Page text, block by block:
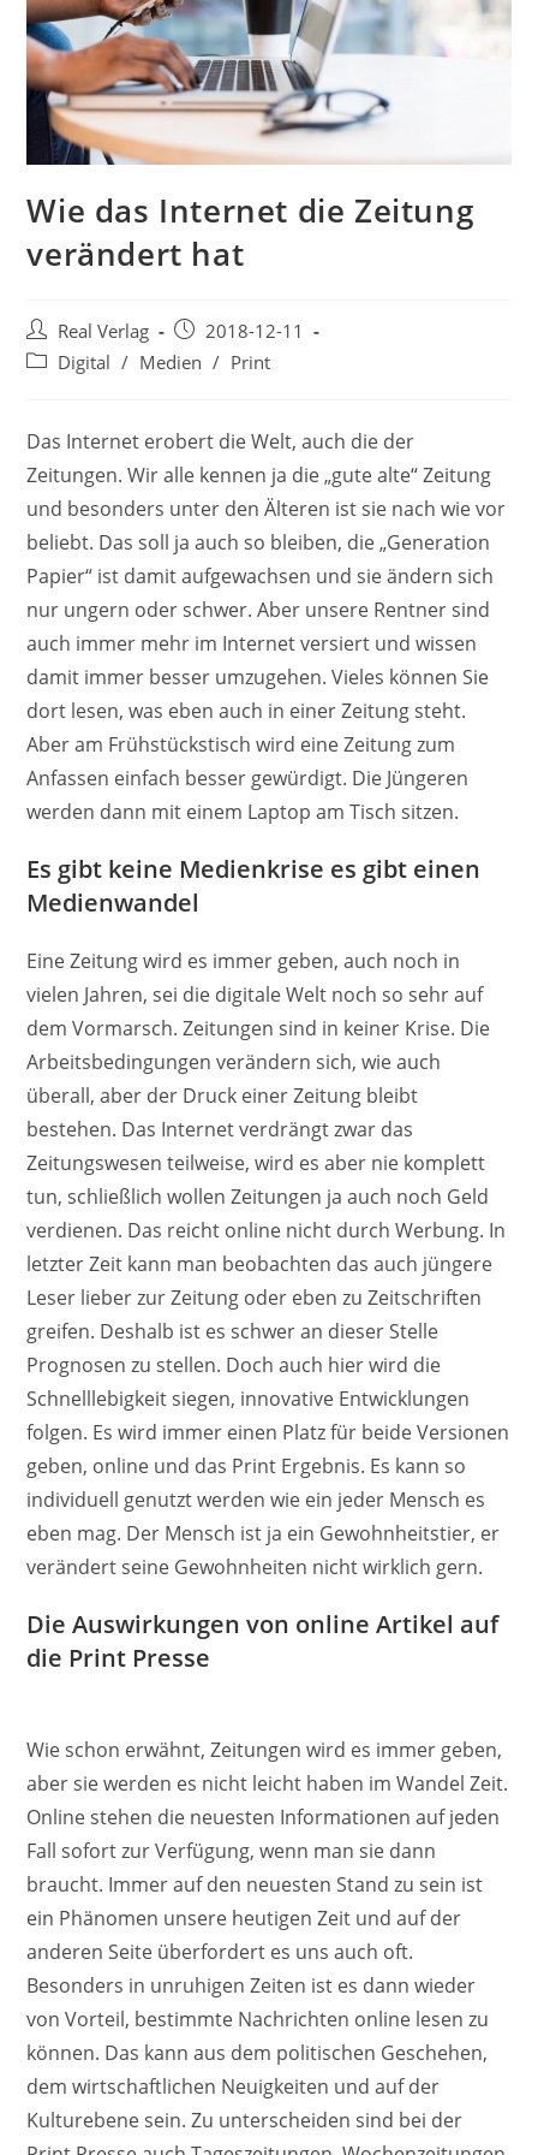
Wie das Internet die Zeitung
verändert hat
Beitrags-
Autor:
Real Verlag
Beitrag
veröffentlicht:
2018-12-11
Beitrags-
Digital / Medien / Print
Das Internet erobert die Welt, auch die der
Zeitungen. Wir alle kennen ja die „gute alte“ Zeitung
und besonders unter den Älteren ist sie nach wie vor
beliebt. Das soll ja auch so bleiben, die „Generation
Papier“ ist damit aufgewachsen und sie ändern sich
nur ungern oder schwer. Aber unsere Rentner sind
auch immer mehr im Internet versiert und wissen
damit immer besser umzugehen. Vieles können Sie
dort lesen, was eben auch in einer Zeitung steht.
Aber am Frühstückstisch wird eine Zeitung zum
Anfassen einfach besser gewürdigt. Die Jüngeren
werden dann mit einem Laptop am Tisch sitzen.
Es gibt keine Medienkrise es gibt einen
Medienwandel
Eine Zeitung wird es immer geben, auch noch in
vielen Jahren, sei die digitale Welt noch so sehr auf
dem Vormarsch. Zeitungen sind in keiner Krise. Die
Arbeitsbedingungen verändern sich, wie auch
überall, aber der Druck einer Zeitung bleibt
bestehen. Das Internet verdrängt zwar das
Zeitungswesen teilweise, wird es aber nie komplett
tun, schließlich wollen Zeitungen ja auch noch Geld
verdienen. Das reicht online nicht durch Werbung. In
letzter Zeit kann man beobachten das auch jüngere
Leser lieber zur Zeitung oder eben zu Zeitschriften
greifen. Deshalb ist es schwer an dieser Stelle
Prognosen zu stellen. Doch auch hier wird die
Schnelllebigkeit siegen, innovative Entwicklungen
folgen. Es wird immer einen Platz für beide Versionen
geben, online und das Print Ergebnis. Es kann so
individuell genutzt werden wie ein jeder Mensch es
eben mag. Der Mensch ist ja ein Gewohnheitstier, er
verändert seine Gewohnheiten nicht wirklich gern.
Die Auswirkungen von online Artikel auf
die Print Presse
Wie schon erwähnt, Zeitungen wird es immer geben,
aber sie werden es nicht leicht haben im Wandel Zeit.
Online stehen die neuesten Informationen auf jeden
Fall sofort zur Verfügung, wenn man sie dann
braucht. Immer auf den neuesten Stand zu sein ist
ein Phänomen unsere heutigen Zeit und auf der
anderen Seite überfordert es uns auch oft.
Besonders in unruhigen Zeiten ist es dann wieder
von Vorteil, bestimmte Nachrichten online lesen zu
können. Das kann aus dem politischen Geschehen,
dem wirtschaftlichen Neuigkeiten und auf der
Kulturebene sein. Zu unterscheiden sind bei der